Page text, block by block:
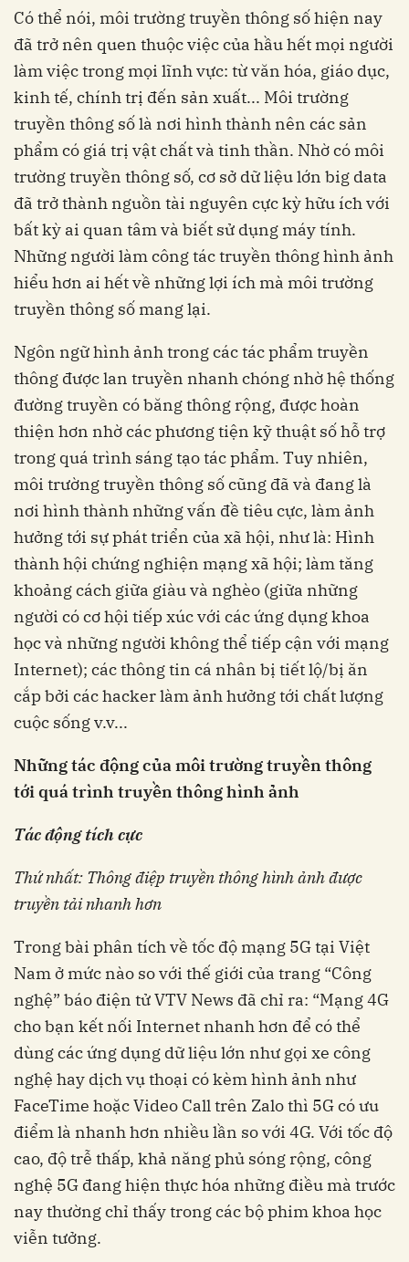
Có thể nói, môi trường truyền thông số hiện nay
đã trở nên quen thuộc việc của hầu hết mọi người
làm việc trong mọi lĩnh vực: từ văn hóa, giáo dục,
kinh tế, chính trị đến sản xuất... Môi trường
truyền thông số là nơi hình thành nên các sản
phẩm có giá trị vật chất và tinh thần. Nhờ có môi
trường truyền thông số, cơ sở dữ liệu lớn big data
đã trở thành nguồn tài nguyên cực kỳ hữu ích với
bất kỳ ai quan tâm và biết sử dụng máy tính.
Những người làm công tác truyền thông hình ảnh
hiểu hơn ai hết về những lợi ích mà môi trường
truyền thông số mang lại.
Ngôn ngữ hình ảnh trong các tác phẩm truyền
thông được lan truyền nhanh chóng nhờ hệ thống
đường truyền có băng thông rộng, được hoàn
thiện hơn nhờ các phương tiện kỹ thuật số hỗ trợ
trong quá trình sáng tạo tác phẩm. Tuy nhiên,
môi trường truyền thông số cũng đã và đang là
nơi hình thành những vấn đề tiêu cực, làm ảnh
hưởng tới sự phát triển của xã hội, như là: Hình
thành hội chứng nghiện mạng xã hội; làm tăng
khoảng cách giữa giàu và nghèo (giữa những
người có cơ hội tiếp xúc với các ứng dụng khoa
học và những người không thể tiếp cận với mạng
Internet); các thông tin cá nhân bị tiết lộ/bị ăn
cắp bởi các hacker làm ảnh hưởng tới chất lượng
cuộc sống v.v...
Những tác động của môi trường truyền thông
tới quá trình truyền thông hình ảnh
Tác động tích cực
Thứ nhất: Thông điệp truyền thông hình ảnh được
truyền tải nhanh hơn
Trong bài phân tích về tốc độ mạng 5G tại Việt
Nam ở mức nào so với thế giới của trang “Công
nghệ” báo điện tử VTV News đã chỉ ra: “Mạng 4G
cho bạn kết nối Internet nhanh hơn để có thể
dùng các ứng dụng dữ liệu lớn như gọi xe công
nghệ hay dịch vụ thoại có kèm hình ảnh như
FaceTime hoặc Video Call trên Zalo thì 5G có ưu
điểm là nhanh hơn nhiều lần so với 4G. Với tốc độ
cao, độ trễ thấp, khả năng phủ sóng rộng, công
nghệ 5G đang hiện thực hóa những điều mà trước
nay thường chỉ thấy trong các bộ phim khoa học
viễn tưởng.